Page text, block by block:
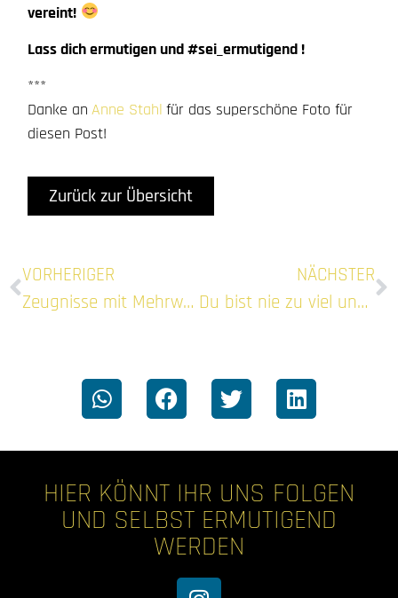
vereint!
Lass dich ermutigen und #sei_ermutigend !
***
Danke an Anne Stahl für das superschöne Foto für
diesen Post!
Zurück zur Übersicht
VORHERIGER
Zeugnisse mit Mehrwert
NÄCHSTER
Du bist nie zu viel und immer genug
HIER KÖNNT IHR UNS FOLGEN
UND SELBST ERMUTIGEND
WERDEN